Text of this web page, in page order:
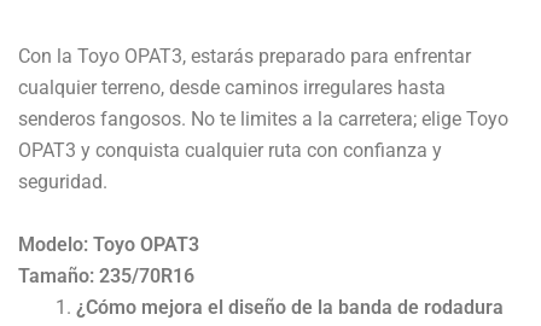
Con la Toyo OPAT3, estarás preparado para enfrentar
cualquier terreno, desde caminos irregulares hasta
senderos fangosos. No te limites a la carretera; elige Toyo
OPAT3 y conquista cualquier ruta con confianza y
seguridad.
Modelo: Toyo OPAT3
Tamaño: 235/70R16
¿Cómo mejora el diseño de la banda de rodadura